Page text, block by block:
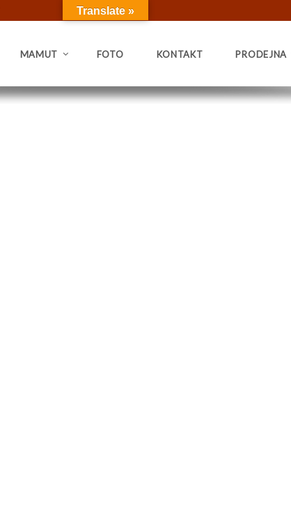
MAMUT FOTO KONTAKT PRODEJNA
Translate »